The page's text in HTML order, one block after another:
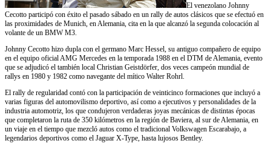
El venezolano Johnny
Cecotto participó con éxito el pasado sábado en un rally de autos clásicos que se efectuó en
las proximidades de Munich, en Alemania, cita en la que alcanzó la segunda colocación al
volante de un BMW M3.
Johnny Cecotto hizo dupla con el germano Marc Hessel, su antiguo compañero de equipo
en el equipo oficial AMG Mercedes en la temporada 1988 en el DTM de Alemania, evento
que se adjudicó el también local Christian Geistdörfer, dos veces campeón mundial de
rallys en 1980 y 1982 como navegante del mítico Walter Rohrl.
El rally de regularidad contó con la participación de veinticinco formaciones que incluyó a
varias figuras del automovilismo deportivo, así como a ejecutivos y personalidades de la
industria automotriz, los que condujeron verdaderas joyas mecánicas de distintas épocas
que completaron la ruta de 350 kilómetros en la región de Baviera, al sur de Alemania, en
un viaje en el tiempo que mezcló autos como el tradicional Volkswagen Escarabajo, a
legendarios deportivos como el Jaguar X-Type, hasta lujosos Bentley.